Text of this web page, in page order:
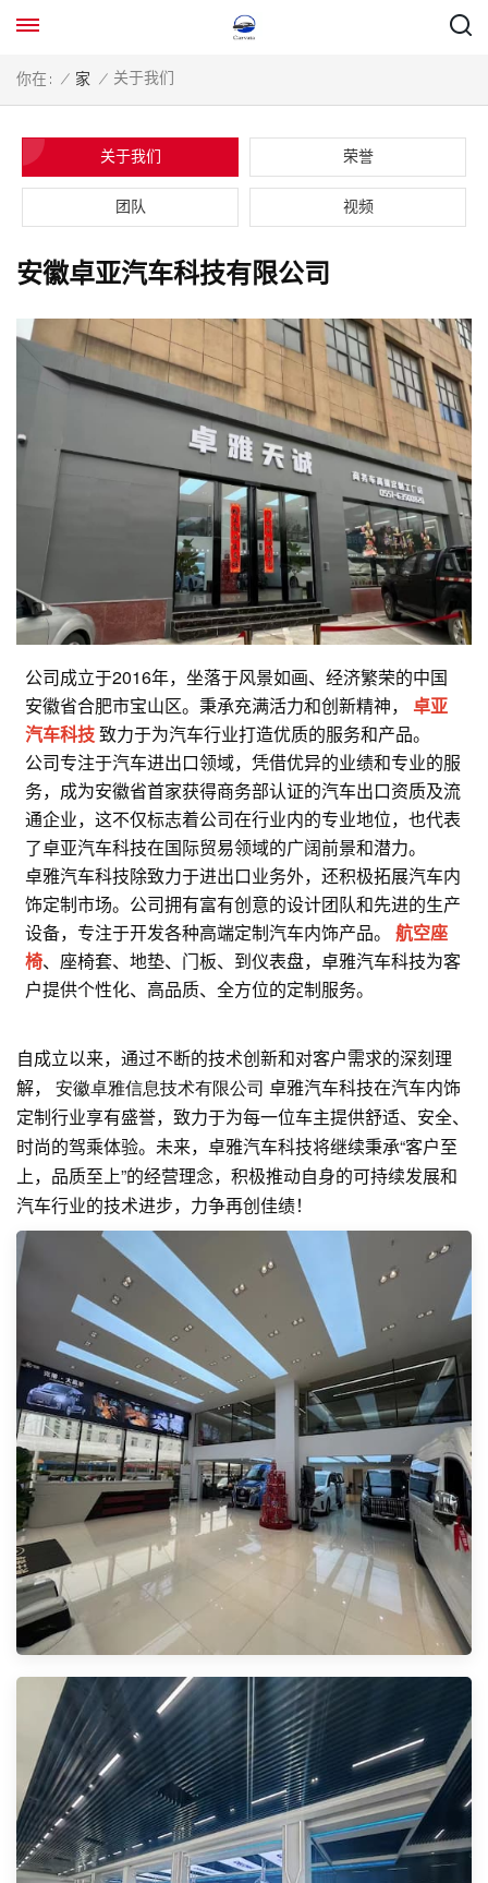
你在 : / 家 / 关于我们
关于我们 荣誉
团队 视频
安徽卓亚汽车科技有限公司
公司成立于2016年，坐落于风景如画、经济繁荣的中国
安徽省合肥市宝山区。秉承充满活力和创新精神，卓亚
汽车科技致力于为汽车行业打造优质的服务和产品。
公司专注于汽车进出口领域，凭借优异的业绩和专业的服
务，成为安徽省首家获得商务部认证的汽车出口资质及流
通企业，这不仅标志着公司在行业内的专业地位，也代表
了卓亚汽车科技在国际贸易领域的广阔前景和潜力。
卓雅汽车科技除致力于进出口业务外，还积极拓展汽车内
饰定制市场。公司拥有富有创意的设计团队和先进的生产
设备，专注于开发各种高端定制汽车内饰产品。航空座
椅、座椅套、地垫、门板、到仪表盘，卓雅汽车科技为客
户提供个性化、高品质、全方位的定制服务。
自成立以来，通过不断的技术创新和对客户需求的深刻理
解， 安徽卓雅信息技术有限公司 卓雅汽车科技在汽车内饰
定制行业享有盛誉，致力于为每一位车主提供舒适、安全、
时尚的驾乘体验。未来，卓雅汽车科技将继续秉承“客户至
上，品质至上”的经营理念，积极推动自身的可持续发展和
汽车行业的技术进步，力争再创佳绩！